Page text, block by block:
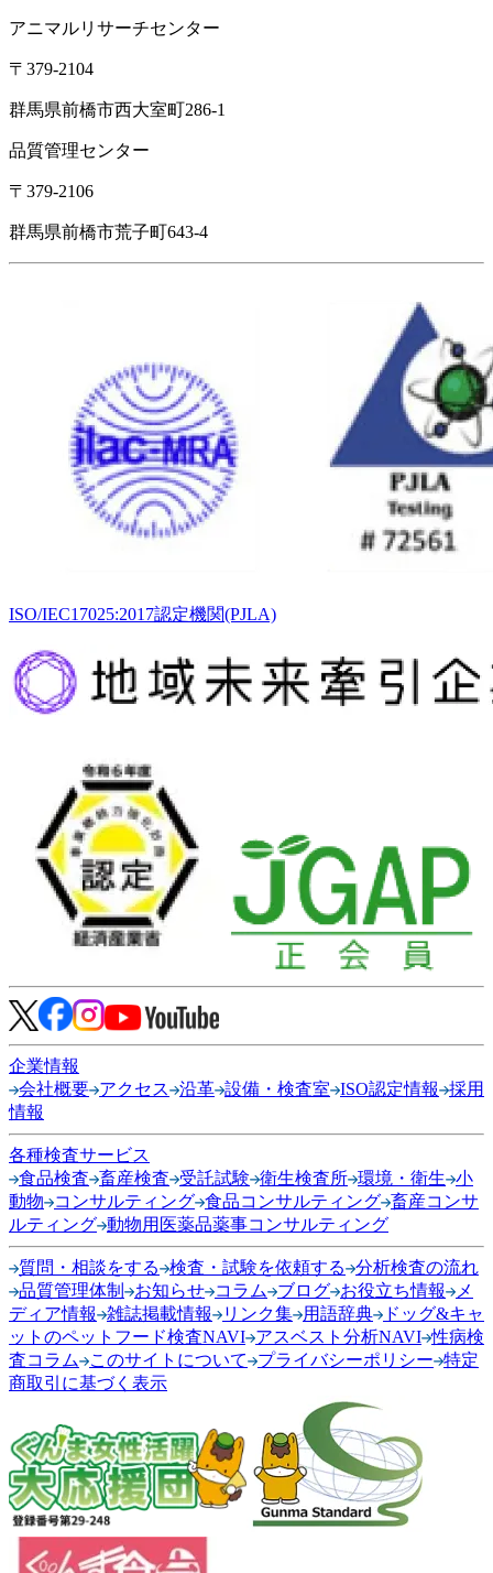
アニマルリサーチセンター
〒379-2104
群馬県前橋市西大室町286-1
品質管理センター
〒379-2106
群馬県前橋市荒子町643-4
ISO/IEC17025:2017認定機関(PJLA)
企業情報
会社概要 アクセス 沿革 設備・検査室 ISO認定情報
採用
情報
各種検査サービス
食品検査 畜産検査 受託試験 衛生検査所 環境・衛生 小
動物
コンサルティング 食品コンサルティング 畜産コンサ
ルティング 動物用医薬品薬事コンサルティング
質問・相談をする 検査・試験を依頼する
分析検査の流れ
品質管理体制
お知らせ コラム ブログ お役立ち情報
メ
ディア情報
雑誌掲載情報 リンク集 用語辞典
ドッグ&キャ
ットのペットフード検査NAVI アスベスト分析NAVI 性病検
査コラム
このサイトについて プライバシーポリシー 特定
商取引に基づく表示